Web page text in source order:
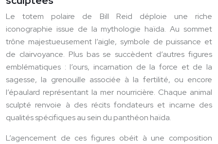
Le totem polaire de Bill Reid déploie une riche
iconographie issue de la mythologie haïda. Au sommet
trône majestueusement l’aigle, symbole de puissance et
de clairvoyance. Plus bas se succèdent d’autres figures
emblématiques : l’ours, incarnation de la force et de la
sagesse, la grenouille associée à la fertilité, ou encore
l’épaulard représentant la mer nourricière. Chaque animal
sculpté renvoie à des récits fondateurs et incarne des
qualités spécifiques au sein du panthéon haïda.
L’agencement de ces figures obéit à une composition